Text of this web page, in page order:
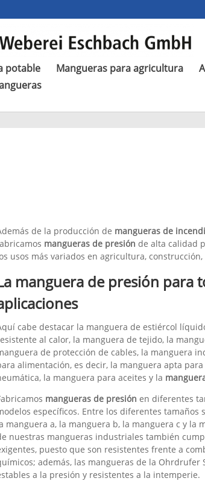
potable Mangueras para agricultura
de la producción de mangueras de
mangueras de presión de alta calidad
usos más variados en agricultura,
manguera de presión para
cabe destacar la manguera de estiércol
al calor, la manguera de tejido, la
de protección de cables, la manguera
alimentación, es decir, la manguera apta
la manguera para aceites y la
mangueras de presión en diferentes
específicos. Entre los diferentes tamaños
manguera a, la manguera b, la manguera c y la
nuestras mangueras industriales también
puesto que son resistentes frente a
además, las mangueras de la Ohrdrufer
a la presión y resistentes a la intemperie.